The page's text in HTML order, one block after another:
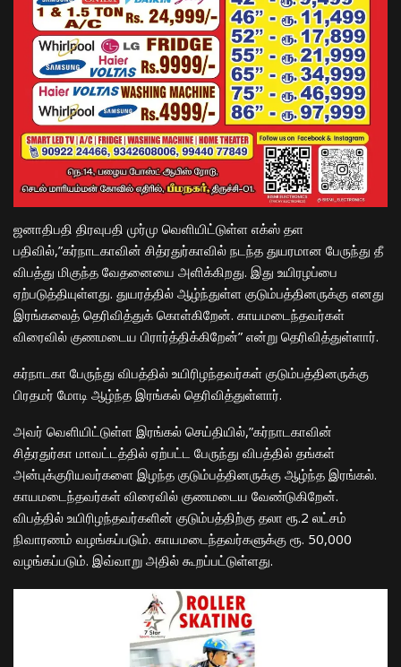
ஜனாதிபதி திரவுபதி முர்மு வெளியிட்டுள்ள எக்ஸ் தள
பதிவில்,”கர்நாடகாவின் சித்ரதுர்காவில் நடந்த துயரமான பேருந்து தீ
விபத்து மிகுந்த வேதனையை அளிக்கிறது. இது உயிரழப்பை
ஏற்படுத்தியுள்ளது. துயரத்தில் ஆழ்ந்துள்ள குடும்பத்தினருக்கு எனது
இரங்கலைத் தெரிவித்துக் கொள்கிறேன். காயமடைந்தவர்கள்
விரைவில் குணமடைய பிரார்த்திக்கிறேன்” என்று தெரிவித்துள்ளார்.
கர்நாடகா பேருந்து விபத்தில் உயிரிழந்தவர்கள் குடும்பத்தினருக்கு
பிரதமர் மோடி ஆழ்ந்த இரங்கல் தெரிவித்துள்ளார்.
அவர் வெளியிட்டுள்ள இரங்கல் செய்தியில்,”கர்நாடகாவின்
சித்ரதுர்கா மாவட்டத்தில் ஏற்பட்ட பேருந்து விபத்தில் தங்கள்
அன்புக்குரியவர்களை இழந்த குடும்பத்தினருக்கு ஆழ்ந்த இரங்கல்.
காயமடைந்தவர்கள் விரைவில் குணமடைய வேண்டுகிறேன்.
விபத்தில் உயிரிழந்தவர்களின் குடும்பத்திற்கு தலா ரூ.2 லட்சம்
நிவாரணம் வழங்கப்படும். காயமடைந்தவர்களுக்கு ரூ. 50,000
வழங்கப்படும். இவ்வாறு அதில் கூறப்பட்டுள்ளது.